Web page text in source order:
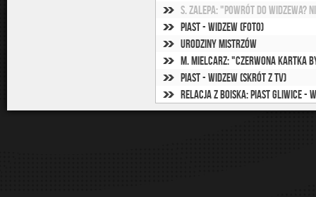
S. Zalepa: "Powrót do Widzewa?
Piast - Widzew (foto)
Urodziny mistrzów
M. Mielcarz: "Czerwona kartka
Piast - Widzew (Skrót z TV)
Relacja z boiska: Piast Gliwice -